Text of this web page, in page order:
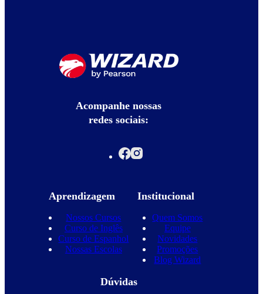
Acompanhe nossas
redes sociais:
Aprendizagem
Nossos Cursos
Curso de Inglês
Curso de Espanhol
Nossas Escolas
Institucional
Quem Somos
Equipe
Novidades
Promoções
Blog Wizard
Dúvidas